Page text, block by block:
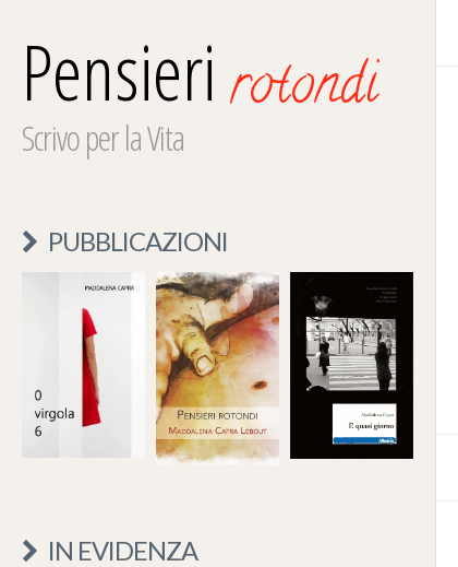
Pensieri rotondi
Scrivo per la Vita
PUBBLICAZIONI
IN EVIDENZA